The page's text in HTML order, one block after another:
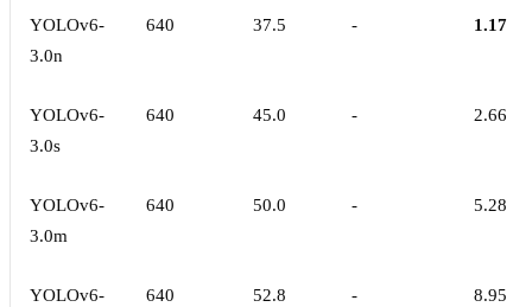
YOLOv6-
3.0n
640 37.5 - 1.17
YOLOv6-
3.0s
640 45.0 - 2.66
YOLOv6-
3.0m
640 50.0 - 5.28
YOLOv6-
640 52.8 - 8.95